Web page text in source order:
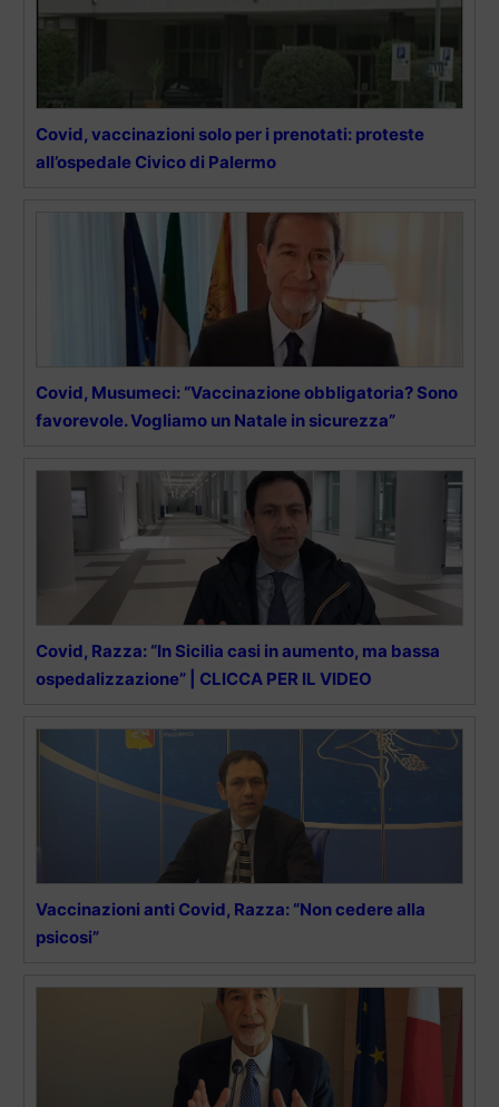
Covid, vaccinazioni solo per i prenotati: proteste
all’ospedale Civico di Palermo
Covid, Musumeci: “Vaccinazione obbligatoria? Sono
favorevole. Vogliamo un Natale in sicurezza”
Covid, Razza: “In Sicilia casi in aumento, ma bassa
ospedalizzazione” | CLICCA PER IL VIDEO
Vaccinazioni anti Covid, Razza: “Non cedere alla
psicosi”